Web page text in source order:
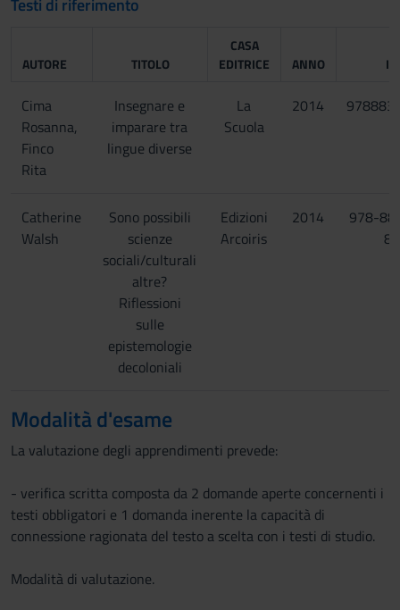
Testi di riferimento
AUTORE TITOLO
CASA
EDITRICE
ANNO
Cima
Rosanna,
Finco
Rita
Insegnare e
imparare tra
lingue diverse
La
Scuola
2014
Catherine
Walsh
Sono possibili
scienze
sociali/culturali
altre?
Riflessioni
sulle
epistemologie
decoloniali
Edizioni
Arcoiris
2014
978-
Modalità d'esame
La valutazione degli apprendimenti prevede:
- verifica scritta composta da 2 domande aperte concernenti i
testi obbligatori e 1 domanda inerente la capacità di
connessione ragionata del testo a scelta con i testi di studio.
Modalità di valutazione.